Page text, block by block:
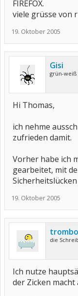
FIREFOX.
viele grüsse von
19. Oktober 2005
Gisi
grün-weiß
Hi Thomas,
ich nehme
zufrieden damit.
Vorher habe ich
gearbeitet, mit
19. Oktober 2005
die
Ich nutze
der Zicken macht